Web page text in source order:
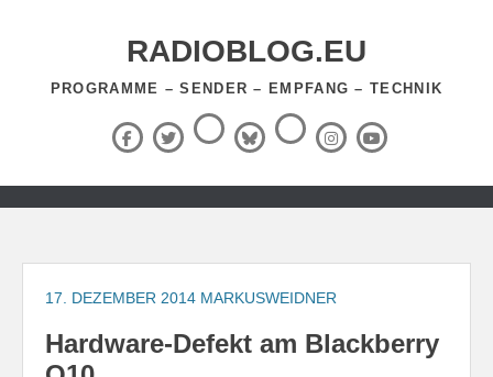
RADIOBLOG.EU
PROGRAMME – SENDER – EMPFANG – TECHNIK
Facebook
X
(Twitter)
ThreadsBlueSky
RSS-
Feed InstagramYouTube
Zum
springen
17. DEZEMBER 2014 MARKUSWEIDNER
Hardware-Defekt am Blackberry